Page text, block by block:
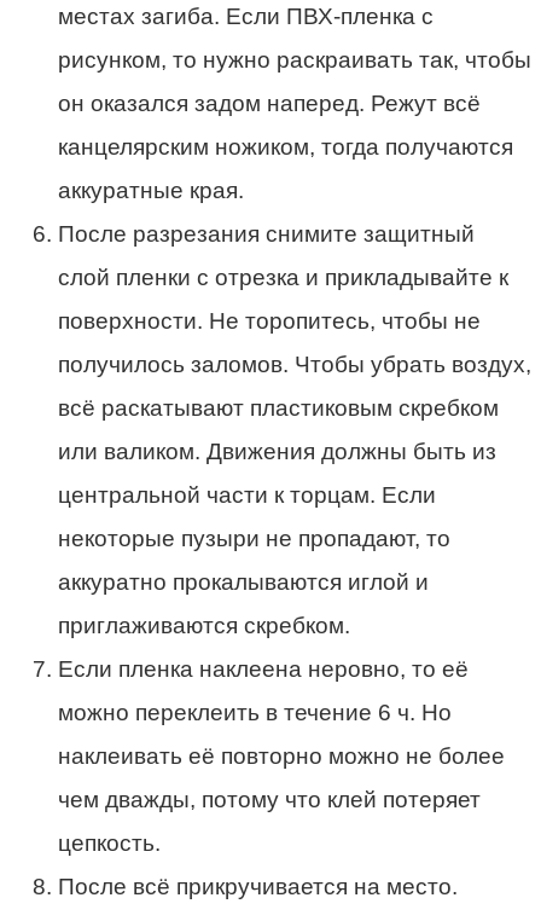
местах загиба. Если ПВХ-пленка с
рисунком, то нужно раскраивать так, чтобы
он оказался задом наперед. Режут всё
канцелярским ножиком, тогда получаются
аккуратные края.
После разрезания снимите защитный
слой пленки с отрезка и прикладывайте к
поверхности. Не торопитесь, чтобы не
получилось заломов. Чтобы убрать воздух,
всё раскатывают пластиковым скребком
или валиком. Движения должны быть из
центральной части к торцам. Если
некоторые пузыри не пропадают, то
аккуратно прокалываются иглой и
приглаживаются скребком.
Если пленка наклеена неровно, то её
можно переклеить в течение 6 ч. Но
наклеивать её повторно можно не более
чем дважды, потому что клей потеряет
цепкость.
После всё прикручивается на место.